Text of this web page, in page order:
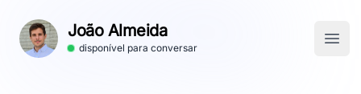
João Almeida
disponível para conversar